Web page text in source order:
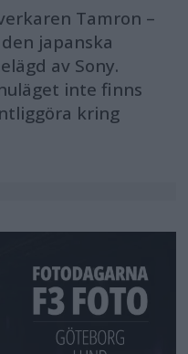
Tamron –
japanska
av Sony.
inte finns
kring